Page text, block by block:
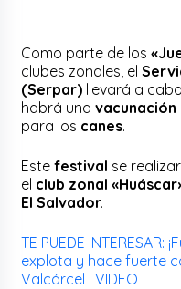
Como parte de los
clubes zonales, el
(Serpar) llevará a
habrá una vacunación
para los canes.
Estefestival se
el club zonal
El Salvador.
TE PUEDE
explota y hace fuerte
Valcárcel | VIDEO